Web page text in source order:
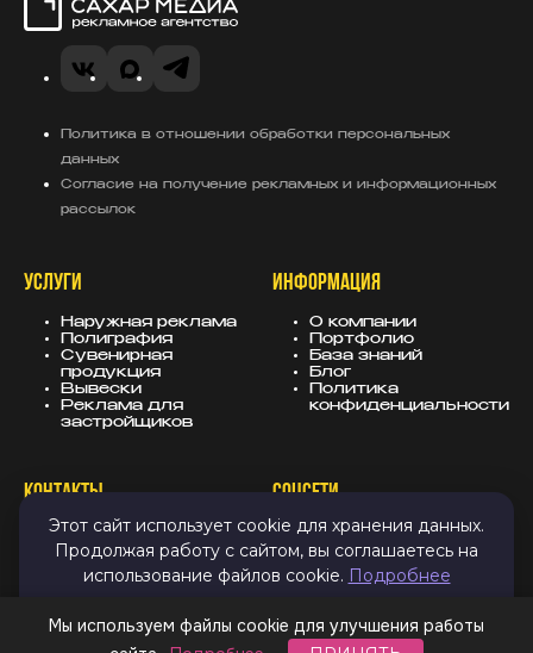
VK Telegram
MAX
Политика в отношении обработки персональных
данных
Согласие на получение рекламных и информационных
рассылок
УСЛУГИ
Наружная реклама
Полиграфия
Сувенирная
продукция
Вывески
Реклама для
застройщиков
ИНФОРМАЦИЯ
О компании
Портфолио
База знаний
Блог
Политика
конфиденциальности
КОНТАКТЫ
8 (343) 247-25-10
info@sugarmedia.ru
СОЦСЕТИ
MAX
VK
TG
Дзен
Этот сайт использует cookie для хранения данных.
Продолжая работу с сайтом, вы соглашаетесь на
использование файлов cookie. Подробнее
ПРИНЯТЬ И ЗАКРЫТЬ
Мы используем файлы cookie для улучшения работы